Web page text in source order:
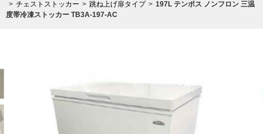
チェストストッカー
跳ね上げ扉タイプ
197L テンポス ノンフロン 三温
度帯冷凍ストッカー TB3A-197-AC